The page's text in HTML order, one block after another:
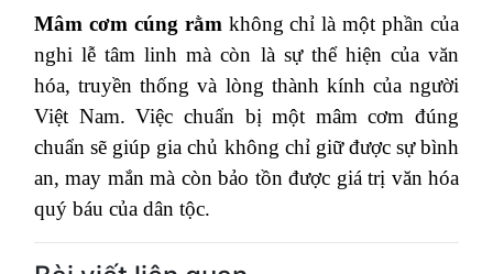
Mâm cơm cúng rằm không chỉ là một phần của
nghi lễ tâm linh mà còn là sự thể hiện của văn
hóa, truyền thống và lòng thành kính của người
Việt Nam. Việc chuẩn bị một mâm cơm đúng
chuẩn sẽ giúp gia chủ không chỉ giữ được sự bình
an, may mắn mà còn bảo tồn được giá trị văn hóa
quý báu của dân tộc.